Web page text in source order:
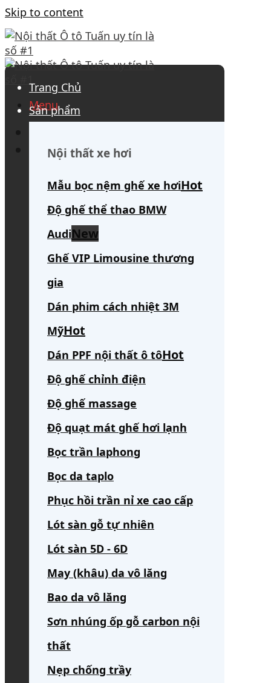
Skip to content
Menu
Search for:
Trang Chủ
Sản phẩm
Nội thất xe hơi
Mẫu bọc nệm ghế xe hơi
Độ ghế thể thao BMW
Audi
Ghế VIP Limousine thương
gia
Dán phim cách nhiệt 3M
Mỹ
Dán PPF nội thất ô tô
Độ ghế chỉnh điện
Độ ghế massage
Độ quạt mát ghế hơi lạnh
Bọc trần laphong
Bọc da taplo
Phục hồi trần nỉ xe cao cấp
Lót sàn gỗ tự nhiên
Lót sàn 5D - 6D
May (khâu) da vô lăng
Bao da vô lăng
Sơn nhúng ốp gỗ carbon nội
thất
Nẹp chống trầy